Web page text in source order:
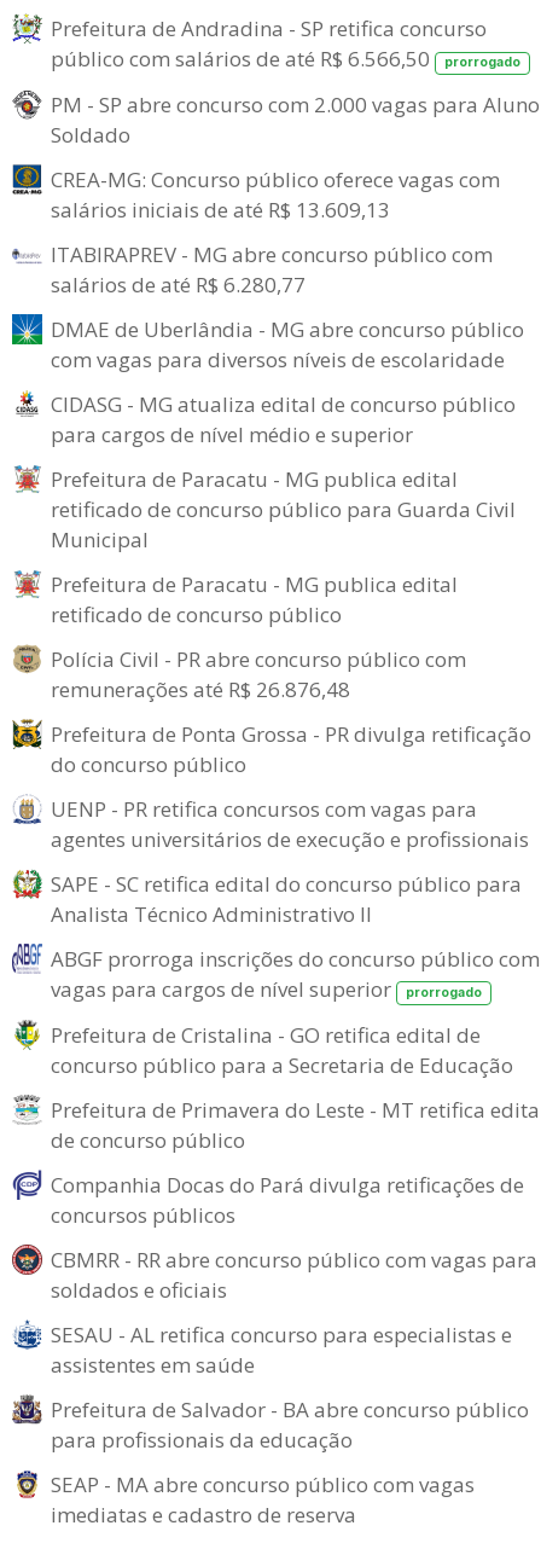
Prefeitura de Andradina - SP retifica concurso
público com salários de até R$ 6.566,50
prorrogado
PM - SP abre concurso com 2.000 vagas para
Soldado
CREA-MG: Concurso público oferece vagas com
salários iniciais de até R$ 13.609,13
ITABIRAPREV - MG abre concurso público com
salários de até R$ 6.280,77
DMAE de Uberlândia - MG abre concurso público
com vagas para diversos níveis de escolaridade
CIDASG - MG atualiza edital de concurso público
para cargos de nível médio e superior
Prefeitura de Paracatu - MG publica edital
retificado de concurso público para Guarda Civil
Municipal
Prefeitura de Paracatu - MG publica edital
retificado de concurso público
Polícia Civil - PR abre concurso público com
remunerações até R$ 26.876,48
Prefeitura de Ponta Grossa - PR divulga retificação
do concurso público
UENP - PR retifica concursos com vagas para
agentes universitários de execução e profissionais
SAPE - SC retifica edital do concurso público para
Analista Técnico Administrativo II
ABGF prorroga inscrições do concurso público com
vagas para cargos de nível superior
prorrogado
Prefeitura de Cristalina - GO retifica edital de
concurso público para a Secretaria de Educação
Prefeitura de Primavera do Leste - MT retifica
de concurso público
Companhia Docas do Pará divulga retificações de
concursos públicos
CBMRR - RR abre concurso público com vagas para
soldados e oficiais
SESAU - AL retifica concurso para especialistas e
assistentes em saúde
Prefeitura de Salvador - BA abre concurso público
para profissionais da educação
SEAP - MA abre concurso público com vagas
imediatas e cadastro de reserva